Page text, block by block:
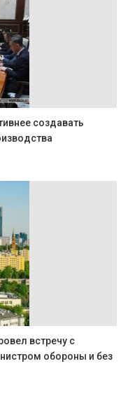
создавать
встречу с
обороны и без